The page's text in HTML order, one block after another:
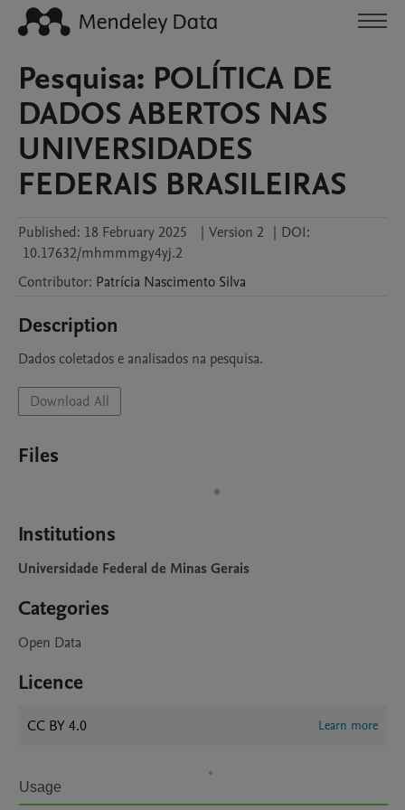
Pesquisa: POLÍTICA DE
DADOS ABERTOS NAS
UNIVERSIDADES
FEDERAIS BRASILEIRAS
Published: 18 February 2025 | Version 2 | DOI:
10.17632/mhmmmgy4yj.2
Contributor: Patrícia Nascimento Silva
Description
Dados coletados e analisados na pesquisa.
Download All
Files
Institutions
Universidade Federal de Minas Gerais
Categories
Open Data
Licence
CC BY 4.0 Learn more
Usage